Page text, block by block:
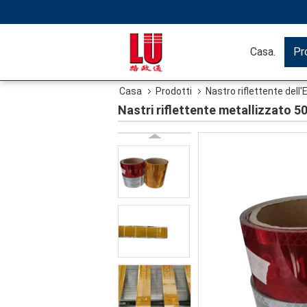
Casa.
Casa Prodotti Nastro riflettente
Nastri riflettente metallizzato